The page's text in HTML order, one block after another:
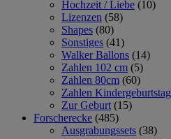
Hochzeit / Liebe (10)
Lizenzen (58)
Shapes (80)
Sonstiges (41)
Walker Ballons (14)
Zahlen 102 cm (5)
Zahlen 80cm (60)
Zahlen Kindergeburtstag
Zur Geburt (15)
Forscherecke (485)
Ausgrabungssets (38)